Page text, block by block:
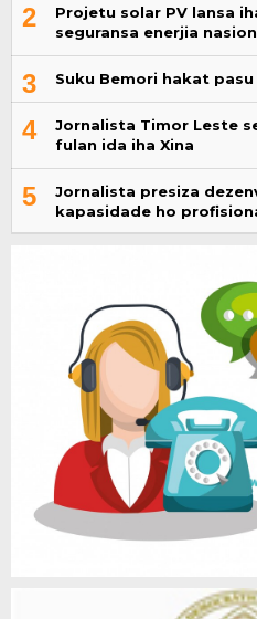
2
Projetu solar PV lansa
seguransa enerjia
3 Suku Bemori hakat
4
Jornalista Timor Leste
fulan ida iha Xina
5
Jornalista presiza
kapasidade ho